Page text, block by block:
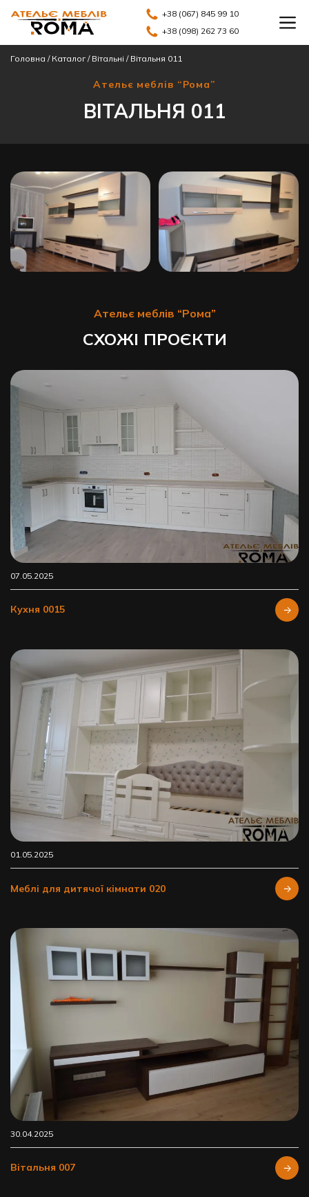
+38 (067) 845 99 10
+38 (098) 262 73 60
Головна / Каталог/ Вітальні / Вітальня 011
Ательє меблів “Рома”
ВІТАЛЬНЯ 011
Ательє меблів “Рома”
СХОЖІ ПРОЄКТИ
07.05.2025
Кухня 0015
01.05.2025
Меблі для дитячої кімнати 020
30.04.2025
Вітальня 007